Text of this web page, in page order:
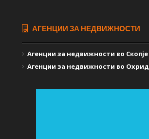
АГЕНЦИИ ЗА НЕДВИЖНОСТИ
Агенции за недвижности во Скопје
Агенции за недвижности во Охрид